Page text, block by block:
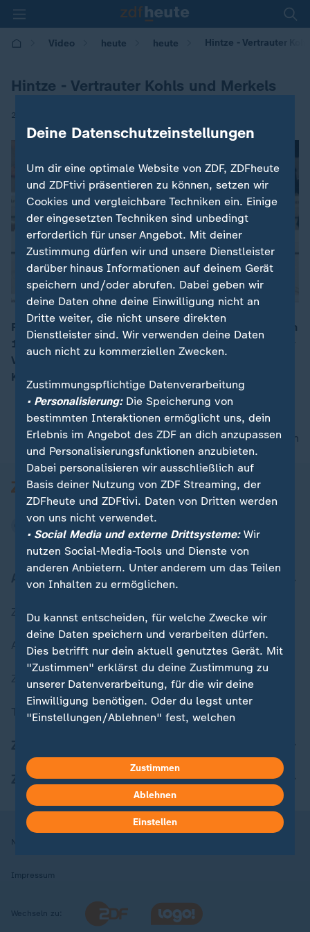
Video heute heute Hintze - Vertrauter
Hintze - Vertrauter Kohls und Merkels
27.11.2016 | 11:34
00:06
Peter Hintze gehörte dem Bundestag seit 1990 an, von
1992 bis 1998 war er Generalsekretär der CDU. Er war
Vertrauter sowohl von Altkanzler Kohl als auch
Kanzlerin Angela Merkel.
nach oben
Aktuell bei ZDFheute
Zuletzt veröffentlicht
Aktuelle Sendungs-Videos
ZDFheute Stories
Themen im Überblick
ZDFheute Apps
Nutzungsbedingungen
Impressum
Wechseln zu:
Deine Datenschutzeinstellungen
Um dir eine optimale Website von ZDF, ZDFheute
und ZDFtivi präsentieren zu können, setzen wir
Cookies und vergleichbare Techniken ein. Einige
der eingesetzten Techniken sind unbedingt
erforderlich für unser Angebot. Mit deiner
Zustimmung dürfen wir und unsere Dienstleister
darüber hinaus Informationen auf deinem Gerät
speichern und/oder abrufen. Dabei geben wir
deine Daten ohne deine Einwilligung nicht an
Dritte weiter, die nicht unsere direkten
Dienstleister sind. Wir verwenden deine Daten
auch nicht zu kommerziellen Zwecken.
Zustimmungspflichtige Datenverarbeitung
• Personalisierung:Die Speicherung von
bestimmten Interaktionen ermöglicht uns, dein
Erlebnis im Angebot des ZDF an dich anzupassen
und Personalisierungsfunktionen anzubieten.
Dabei personalisieren wir ausschließlich auf
Basis deiner Nutzung von ZDF Streaming, der
ZDFheute und ZDFtivi. Daten von Dritten werden
von uns nicht verwendet.
• Social Media und externe Drittsysteme:Wir
nutzen Social-Media-Tools und Dienste von
anderen Anbietern. Unter anderem um das Teilen
von Inhalten zu ermöglichen.
Du kannst entscheiden, für welche Zwecke wir
deine Daten speichern und verarbeiten dürfen.
Dies betrifft nur dein aktuell genutztes Gerät. Mit
"Zustimmen" erklärst du deine Zustimmung zu
unserer Datenverarbeitung, für die wir deine
Einwilligung benötigen. Oder du legst unter
"Einstellungen/Ablehnen" fest, welchen
kannst du jederzeit mit Wirkung für die Zukunft
in deinen Einstellungen widerrufen oder ändern.
Hier findest du das Impressum.
Weitere Informationen findest du in unserer
Zustimmen
Ablehnen
Einstellen